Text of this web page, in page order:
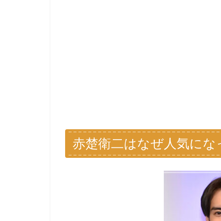
赤楚衛二はなぜ人気にな